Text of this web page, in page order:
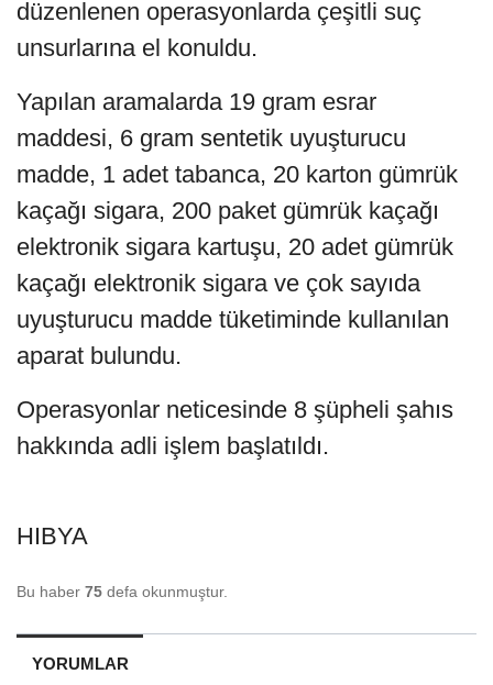
düzenlenen operasyonlarda çeşitli suç
unsurlarına el konuldu.
Yapılan aramalarda 19 gram esrar
maddesi, 6 gram sentetik uyuşturucu
madde, 1 adet tabanca, 20 karton gümrük
kaçağı sigara, 200 paket gümrük kaçağı
elektronik sigara kartuşu, 20 adet gümrük
kaçağı elektronik sigara ve çok sayıda
uyuşturucu madde tüketiminde kullanılan
aparat bulundu.
Operasyonlar neticesinde 8 şüpheli şahıs
hakkında adli işlem başlatıldı.
HIBYA
Bu haber 75 defa okunmuştur.
YORUMLAR